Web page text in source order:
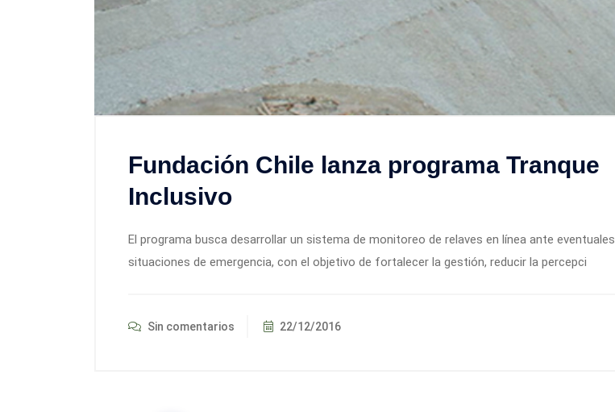
Fundación Chile lanza programa Tranque
Inclusivo
El programa busca desarrollar un sistema de monitoreo de relaves en línea ante eventuales
situaciones de emergencia, con el objetivo de fortalecer la gestión, reducir la percepci
Sin comentarios 22/12/2016